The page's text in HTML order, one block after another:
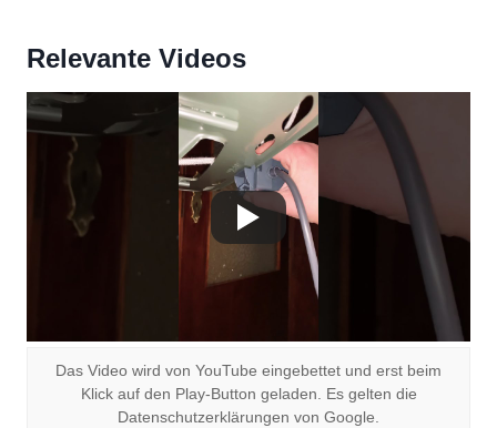
Relevante Videos
Das Video wird von YouTube eingebettet und erst beim
Klick auf den Play-Button geladen. Es gelten die
Datenschutzerklärungen von Google.